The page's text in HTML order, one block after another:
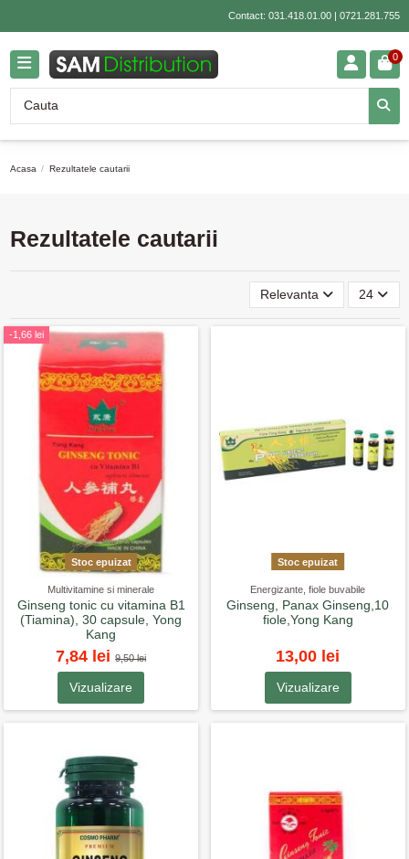
Contact: 031.418.01.00| 0721.281.755
0
Acasa Rezultatele cautarii
Rezultatele cautarii
Relevanta 24
-1,66 lei
Stoc epuizat
Multivitamine si minerale
Ginseng tonic cu vitamina B1
(Tiamina), 30 capsule, Yong
Kang
7,84 lei9,50 lei
Vizualizare
Stoc epuizat
Energizante, fiole buvabile
Ginseng, Panax Ginseng,10
fiole,Yong Kang
13,00 lei
Vizualizare